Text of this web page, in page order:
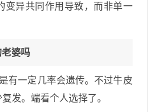
变异共同作用导致，而非单一
婆吗
有一定几率会遗传。不过牛皮
发。端看个人选择了。